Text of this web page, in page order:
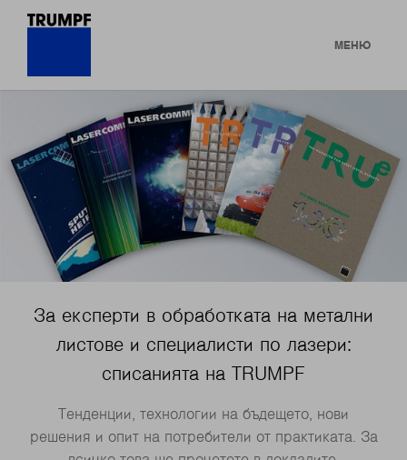
МЕНЮ
За експерти в обработката на метални
листове и специалисти по лазери:
списанията на TRUMPF
Тенденции, технологии на бъдещето, нови
решения и опит на потребители от практиката. За